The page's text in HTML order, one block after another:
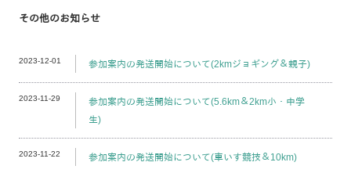
その他のお知らせ
2023-12-01 参加案内の発送開始について(2kmジョギング＆親子)
2023-11-29
参加案内の発送開始について(5.6km＆2km小・中学
生)
2023-11-22 参加案内の発送開始について(車いす競技＆10km)